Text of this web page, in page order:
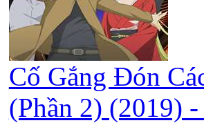
Cố Gắng Đón
(Phần 2) (2019)